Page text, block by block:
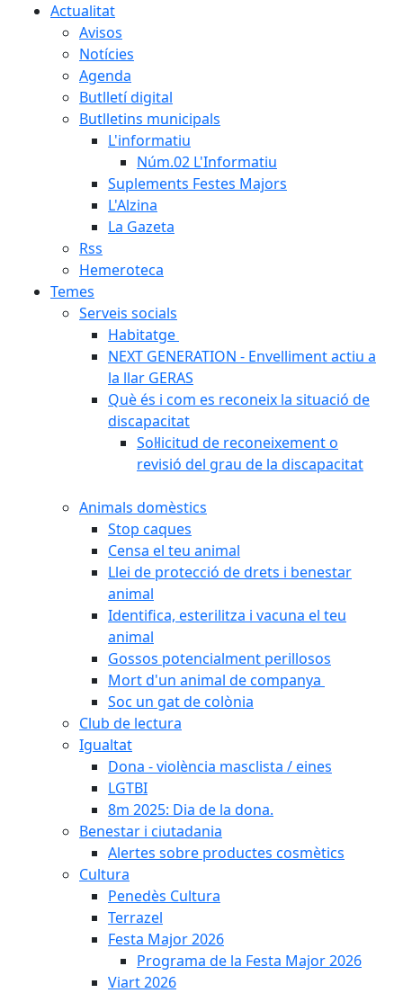
Actualitat
Avisos
Notícies
Agenda
Butlletí digital
Butlletins municipals
L'informatiu
Núm.02 L'Informatiu
Suplements Festes Majors
L'Alzina
La Gazeta
Rss
Hemeroteca
Temes
Serveis socials
Habitatge
NEXT GENERATION - Envelliment actiu a
la llar GERAS
Què és i com es reconeix la situació de
discapacitat
Sol·licitud de reconeixement o
revisió del grau de la discapacitat
Animals domèstics
Stop caques
Censa el teu animal
Llei de protecció de drets i benestar
animal
Identifica, esterilitza i vacuna el teu
animal
Gossos potencialment perillosos
Mort d'un animal de companya
Soc un gat de colònia
Club de lectura
Igualtat
Dona - violència masclista / eines
LGTBI
8m 2025: Dia de la dona.
Benestar i ciutadania
Alertes sobre productes cosmètics
Cultura
Penedès Cultura
Terrazel
Festa Major 2026
Programa de la Festa Major 2026
Viart 2026